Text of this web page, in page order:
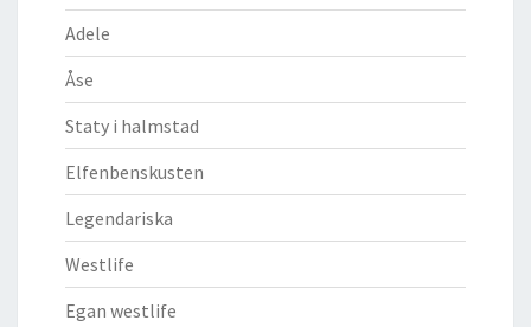
Adele
Åse
Staty i halmstad
Elfenbenskusten
Legendariska
Westlife
Egan westlife